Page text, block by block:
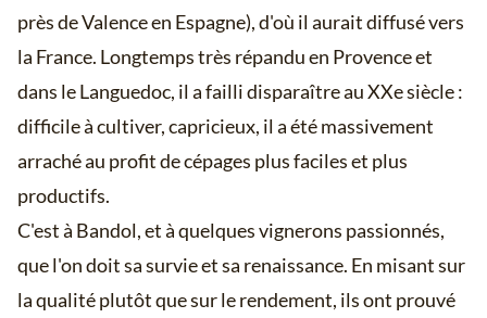
près de Valence en Espagne), d'où il aurait diffusé vers
la France. Longtemps très répandu en Provence et
dans le Languedoc, il a failli disparaître au XXe siècle :
difficile à cultiver, capricieux, il a été massivement
arraché au profit de cépages plus faciles et plus
productifs.
C'est à Bandol, et à quelques vignerons passionnés,
que l'on doit sa survie et sa renaissance. En misant sur
la qualité plutôt que sur le rendement, ils ont prouvé